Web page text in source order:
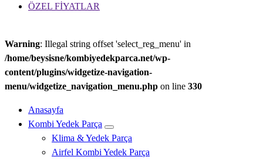
ÖZEL FİYATLAR
Warning: Illegal string offset 'select_reg_menu' in
/home/beysisne/kombiyedekparca.net/wp-
content/plugins/widgetize-navigation-
menu/widgetize_navigation_menu.php on line 330
Anasayfa
Kombi Yedek Parça
Klima & Yedek Parça
Airfel Kombi Yedek Parça